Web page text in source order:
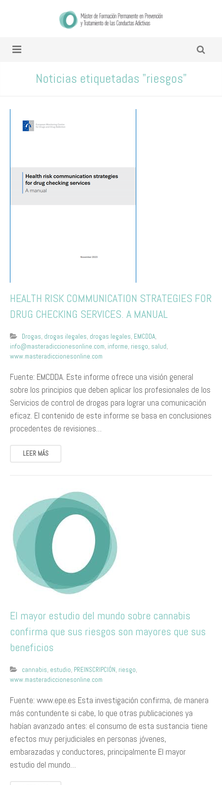
Noticias etiquetadas "riesgos"
HEALTH RISK COMMUNICATION STRATEGIES FOR
DRUG CHECKING SERVICES. A MANUAL
Drogas, drogas ilegales, drogas legales, EMCDDA,
info@masteradiccionesonline.com, informe, riesgo, salud,
www.masteradiccionesonline.com
Fuente: EMCDDA. Este informe ofrece una visión general
sobre los principios que deben aplicar los profesionales de los
Servicios de control de drogas para lograr una comunicación
eficaz. El contenido de este informe se basa en conclusiones
procedentes de revisiones…
LEER MÁS
El mayor estudio del mundo sobre cannabis
confirma que sus riesgos son mayores que sus
beneficios
cannabis, estudio, PREINSCRIPCIÓN, riesgo,
www.masteradiccionesonline.com
Fuente: www.epe.es Esta investigación confirma, de manera
más contundente si cabe, lo que otras publicaciones ya
habían avanzado antes: el consumo de esta sustancia tiene
efectos muy perjudiciales en personas jóvenes,
embarazadas y conductores, principalmente El mayor
estudio del mundo…